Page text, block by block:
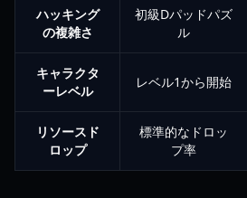
ハッキング
の複雑さ
初級Dパッドパズ
ル
キャラクタ
ーレベル
レベル1から開始
リソースド
ロップ
標準的なドロッ
プ率